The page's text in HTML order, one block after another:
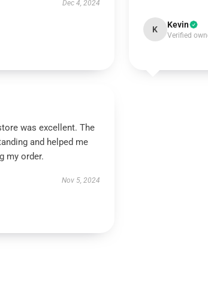
Dec 4, 2024
K Kevin
Verified
was excellent. The
and helped me
my order.
Nov 5, 2024